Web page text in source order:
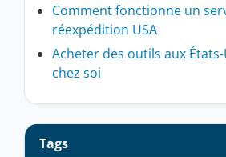
Comment fonctionne un
réexpédition USA
Acheter des outils aux
chez soi
Tags